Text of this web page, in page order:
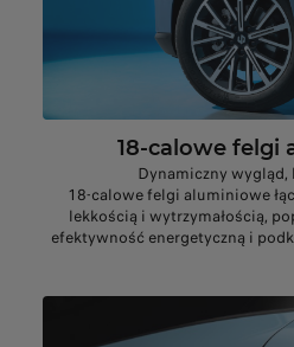
18-calowe felgi
Dynamiczny wygląd,
18-calowe felgi aluminiowe
lekkością i wytrzymałością,
efektywność energetyczną i